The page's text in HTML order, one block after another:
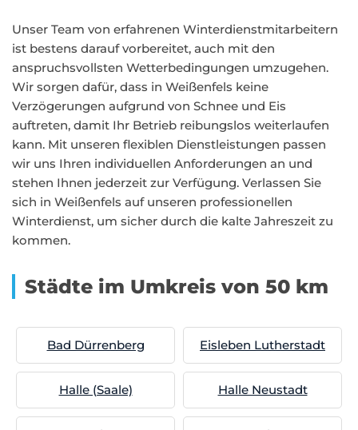
Unser Team von erfahrenen Winterdienstmitarbeitern
ist bestens darauf vorbereitet, auch mit den
anspruchsvollsten Wetterbedingungen umzugehen.
Wir sorgen dafür, dass in Weißenfels keine
Verzögerungen aufgrund von Schnee und Eis
auftreten, damit Ihr Betrieb reibungslos weiterlaufen
kann. Mit unseren flexiblen Dienstleistungen passen
wir uns Ihren individuellen Anforderungen an und
stehen Ihnen jederzeit zur Verfügung. Verlassen Sie
sich in Weißenfels auf unseren professionellen
Winterdienst, um sicher durch die kalte Jahreszeit zu
kommen.
Städte im Umkreis von 50 km
Bad Dürrenberg Eisleben Lutherstadt
Halle (Saale) Halle Neustadt